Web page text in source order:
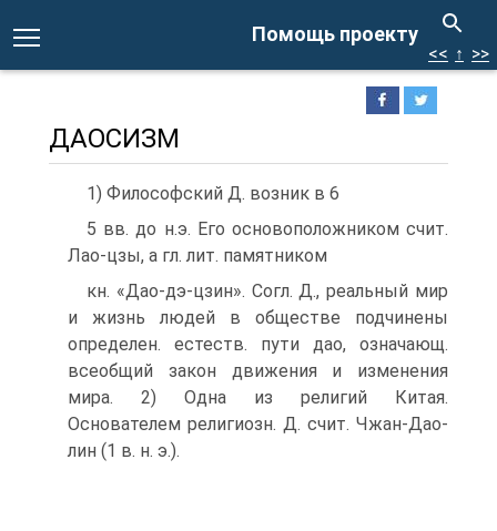
Помощь проекту
<< ↑ >>
ДАОСИЗМ
1) Философский Д. возник в 6
5 вв. до н.э. Его основоположником счит.
Лао-цзы, а гл. лит. памятником
кн. «Дао-дэ-цзин». Согл. Д., реальный мир
и жизнь людей в обществе подчинены
определен. естеств. пути дао, означающ.
всеобщий закон движения и изменения
мира. 2) Одна из религий Китая.
Основателем религиозн. Д. счит. Чжан-Дао-
лин (1 в. н. э.).